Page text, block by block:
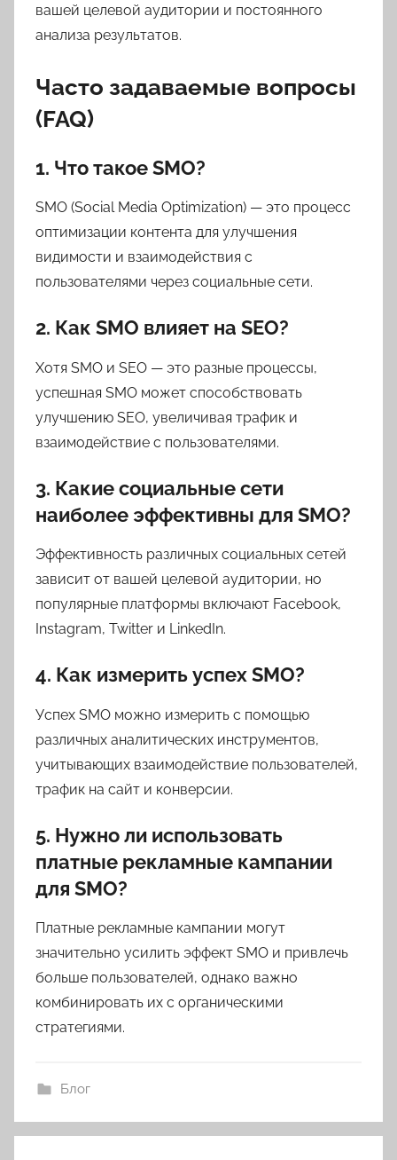
вашей целевой аудитории и постоянного
анализа результатов.
Часто задаваемые вопросы
(FAQ)
1. Что такое SMO?
SMO (Social Media Optimization) — это процесс
оптимизации контента для улучшения
видимости и взаимодействия с
пользователями через социальные сети.
2. Как SMO влияет на SEO?
Хотя SMO и SEO — это разные процессы,
успешная SMO может способствовать
улучшению SEO, увеличивая трафик и
взаимодействие с пользователями.
3. Какие социальные сети
наиболее эффективны для SMO?
Эффективность различных социальных сетей
зависит от вашей целевой аудитории, но
популярные платформы включают Facebook,
Instagram, Twitter и LinkedIn.
4. Как измерить успех SMO?
Успех SMO можно измерить с помощью
различных аналитических инструментов,
учитывающих взаимодействие пользователей,
трафик на сайт и конверсии.
5. Нужно ли использовать
платные рекламные кампании
для SMO?
Платные рекламные кампании могут
значительно усилить эффект SMO и привлечь
больше пользователей, однако важно
комбинировать их с органическими
стратегиями.
Блог